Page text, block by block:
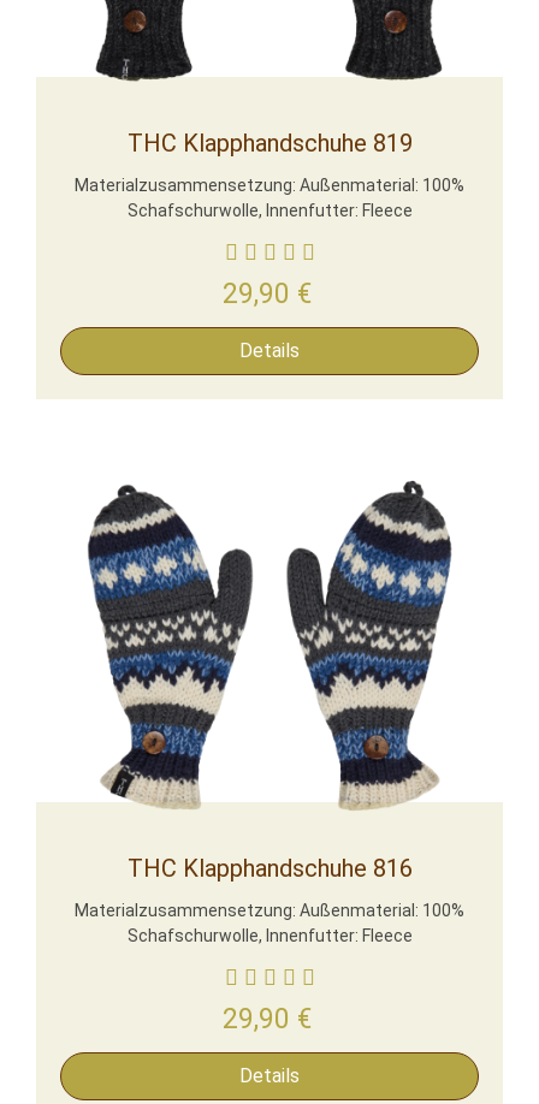
THC Klapphandschuhe 819
Materialzusammensetzung: Außenmaterial: 100%
Schafschurwolle, Innenfutter: Fleece
29,90 €
Details
THC Klapphandschuhe 816
Materialzusammensetzung: Außenmaterial: 100%
Schafschurwolle, Innenfutter: Fleece
29,90 €
Details